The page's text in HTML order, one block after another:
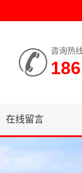
咨询热
在线留言